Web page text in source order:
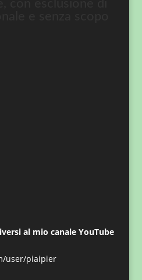
al mio canale YouTube
user/piaipier